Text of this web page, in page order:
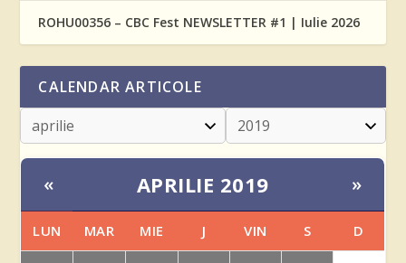
ROHU00356 – CBC Fest NEWSLETTER #1 | Iulie 2026
CALENDAR ARTICOLE
« APRILIE 2019 »
LUN MAR MIE J VIN S D